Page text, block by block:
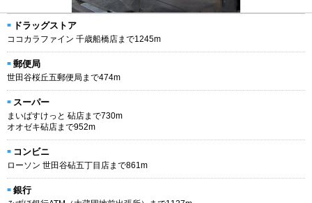
ドラッグストア
ココカラファイン 千歳船橋店まで1245m
郵便局
世田谷桜丘五郵便局まで474m
スーパー
まいばすけっと 砧店まで730m
オオゼキ砧店まで952m
コンビニ
ローソン 世田谷砧五丁目店まで861m
銀行